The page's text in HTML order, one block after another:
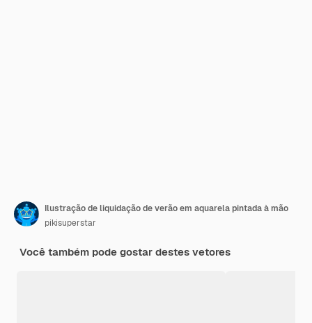
Ilustração de liquidação de verão em aquarela pintada à mão
pikisuperstar
Você também pode gostar destes vetores